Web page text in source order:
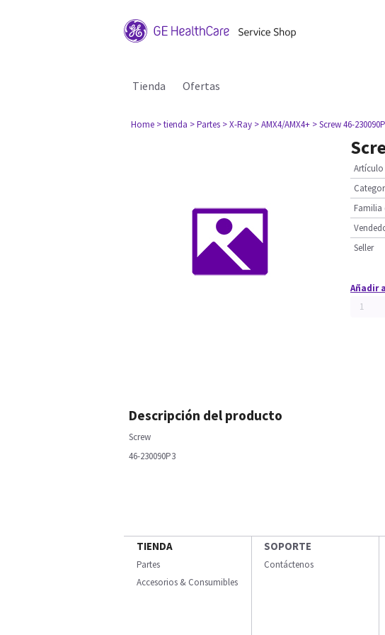
Tienda Ofertas
Home > tienda > Partes > X-Ray > AMX4/AMX4+ > Screw 46-
Artículo
Familia
Seller
Añadir
Descripción del producto
Screw
46-230090P3
TIENDA
Partes
Accesorios & Consumibles
SOPORTE
Contáctenos